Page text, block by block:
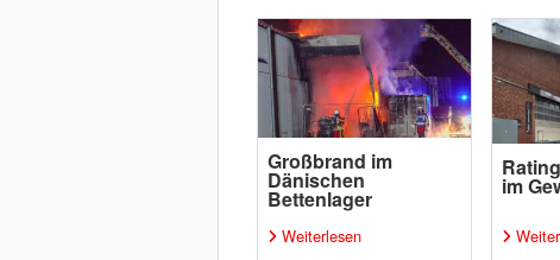
Großbrand im
Dänischen
Bettenlager
Weiterlesen
im